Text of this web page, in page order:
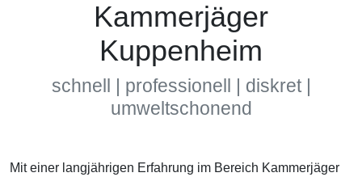
Kammerjäger
Kuppenheim
schnell | professionell | diskret |
umweltschonend
Mit einer langjährigen Erfahrung im Bereich Kammerjäger